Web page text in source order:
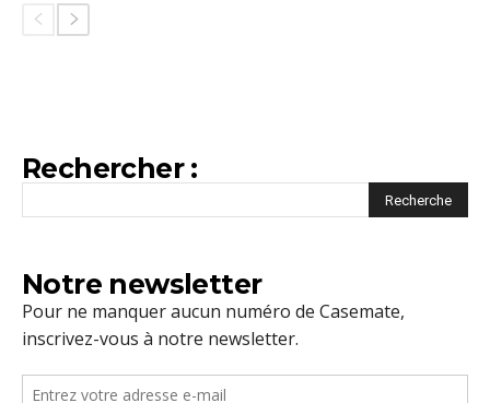
Rechercher :
Notre newsletter